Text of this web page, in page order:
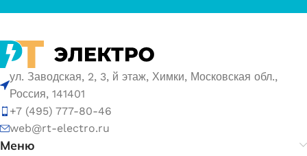
ул. Заводская, 2, 3, й этаж, Химки, Московская обл.,
Россия, 141401
+7 (495) 777-80-46
web@rt-electro.ru
Меню